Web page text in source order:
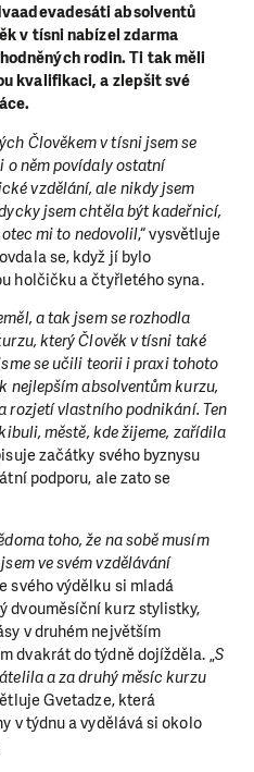
absolventů
v tísni nabízel zdarma
rodin. Ti tak měli
kvalifikaci, a zlepšit své
Člověkem v tísni jsem se
o něm povídaly ostatní
vzdělání, ale nikdy jsem
jsem chtěla být kadeřnicí,
mi to nedovolil,“ vysvětluje
se, když jí bylo
holčičku a čtyřletého syna.
a tak jsem se rozhodla
který Člověk v tísni také
se učili teorii i praxi tohoto
nejlepším absolventům kurzu,
rozjetí vlastního podnikání. Ten
městě, kde žijeme, zařídila
začátky svého byznysu
podporu, ale zato se
toho, že na sobě musím
ve svém vzdělávání
svého výdělku si mladá
dvouměsíční kurz stylistky,
v druhém největším
dvakrát do týdně dojížděla. „S
a za druhý měsíc kurzu
Gvetadze, která
v týdnu a vydělává si okolo